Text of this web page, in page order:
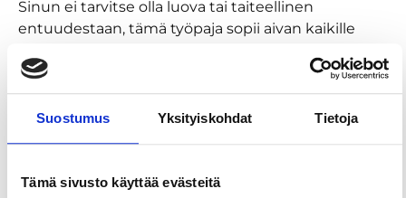
Suostumus Yksityiskohdat Tietoja
Tämä sivusto käyttää evästeitä
Sinun ei tarvitse olla luova tai taiteellinen
entuudestaan, tämä työpaja sopii aivan kaikille
Parasta akryylikaadossa, eli Pouring-taiteessa
onkin, että sitä ei edes pysty käsikirjoittamaan
etukäteen. Kaikki odottaa sinua valmiina, ja sinun
Akryylikaato itsessään on taidemuoto, jossa